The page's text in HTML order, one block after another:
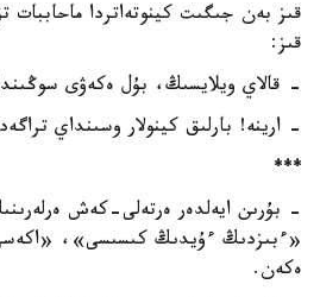
قىز بەن جىگىت كينوتەاتردا ماحاببات
قىز:
- قالاي ويلايسىڭ، بۇل ەكەۋى
- ارينە! بارلىق كينولار وسىنداي
***
- بۇرىن ايەلدەر ەرتەلى-كەش
«ءبىزدىڭ ءۇيدىڭ كىسىسى»،
ەكەن.